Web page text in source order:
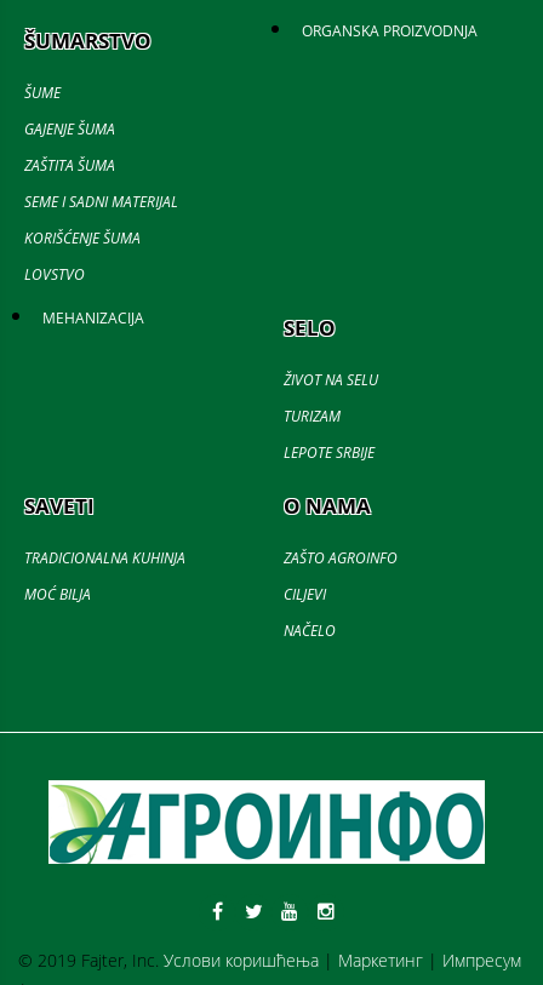
ŠUMARSTVO
ŠUME
GAJENJE ŠUMA
ZAŠTITA ŠUMA
SEME I SADNI MATERIJAL
KORIŠĆENJE ŠUMA
LOVSTVO
ORGANSKA PROIZVODNJA
MEHANIZACIJA SELO
ŽIVOT NA SELU
TURIZAM
LEPOTE SRBIJE
SAVETI
TRADICIONALNA KUHINJA
MOĆ BILJA
O NAMA
ZAŠTO AGROINFO
CILJEVI
NAČELO
© 2019 Fajter, Inc. Услови коришћења | Маркетинг | Импресум